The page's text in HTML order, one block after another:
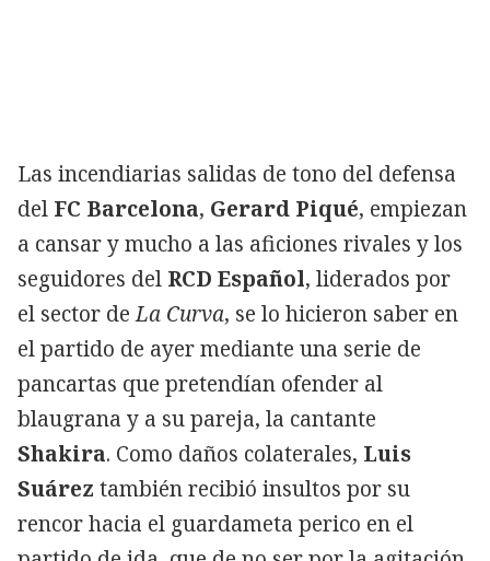
Las incendiarias salidas de tono del defensa
del FC Barcelona, Gerard Piqué, empiezan
a cansar y mucho a las aficiones rivales y los
seguidores del RCD Español, liderados por
el sector deLa Curva, se lo hicieron saber en
el partido de ayer mediante una serie de
pancartas que pretendían ofender al
blaugrana y a su pareja, la cantante
Shakira. Como daños colaterales, Luis
Suárez también recibió insultos por su
rencor hacia el guardameta perico en el